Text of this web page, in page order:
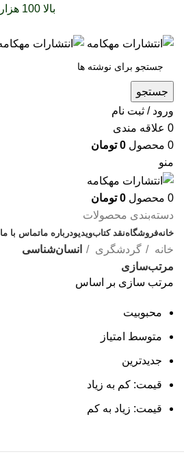
بالا 100 هزار تومان
جستجو
ورود / ثبت نام
0 علاقه مندی
0 محصول 0 تومان
منو
0 محصول 0 تومان
دسته‌بندی محصولات
خانهفروشگاهنقد کتابویدیودرباره‌ ماتماس با ما
خانه گردشگری
انسان‌شناسی
مرتب‌سازی
مرتب سازی بر اساس
محبوبیت
متوسط امتیاز
جدیدترین
قیمت: کم به زیاد
قیمت: زیاد به کم